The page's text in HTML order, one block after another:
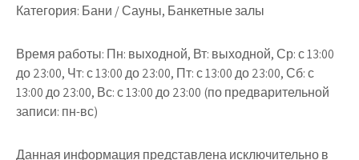
Категория: Бани / Сауны, Банкетные залы
Время работы: Пн: выходной, Вт: выходной, Ср: с 13:00
до 23:00, Чт: с 13:00 до 23:00, Пт: с 13:00 до 23:00, Сб: с
13:00 до 23:00, Вс: с 13:00 до 23:00 (по предварительной
записи: пн-вс)
Данная информация представлена исключительно в